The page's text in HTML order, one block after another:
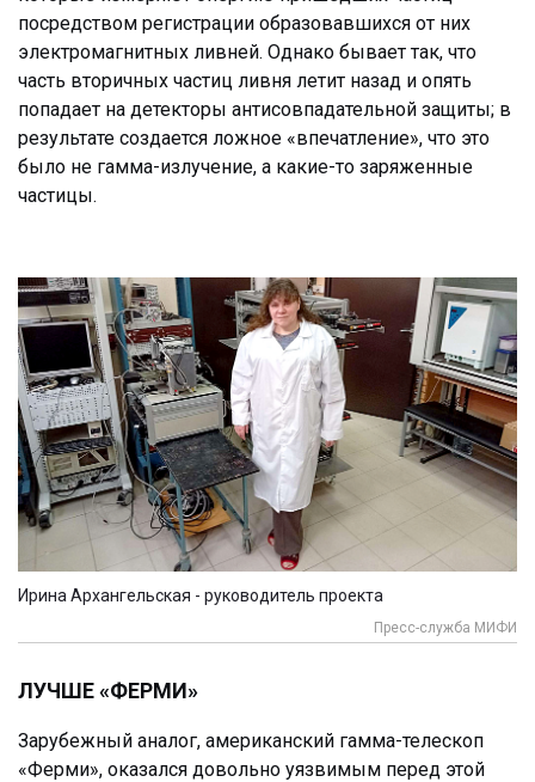
посредством регистрации образовавшихся от них
электромагнитных ливней. Однако бывает так, что
часть вторичных частиц ливня летит назад и опять
попадает на детекторы антисовпадательной защиты; в
результате создается ложное «впечатление», что это
было не гамма-излучение, а какие-то заряженные
частицы.
Ирина Архангельская - руководитель проекта
Пресс-служба МИФИ
ЛУЧШЕ «ФЕРМИ»
Зарубежный аналог, американский гамма-телескоп
«Ферми», оказался довольно уязвимым перед этой